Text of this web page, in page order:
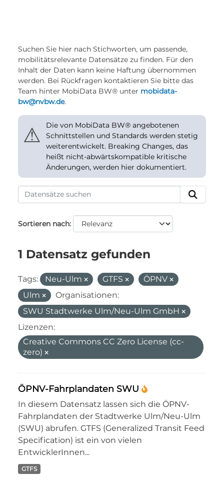
Suchen Sie hier nach Stichworten, um passende,
mobilitätsrelevante Datensätze zu finden. Für den
Inhalt der Daten kann keine Haftung übernommen
werden. Bei Rückfragen kontaktieren Sie bitte das
Team hinter MobiData BW® unter mobidata-
bw@nvbw.de.
⚠
Die von MobiData BW® angebotenen
Schnittstellen und Standards werden stetig
weiterentwickelt. Breaking Changes, das
heißt nicht-abwärtskompatible kritische
Änderungen, werden hier dokumentiert.
Sortieren nach
1 Datensatz gefunden
Tags: Neu-Ulm GTFS
ÖPNV
Ulm
Organisationen:
SWU Stadtwerke Ulm/Neu-Ulm GmbH
Lizenzen:
Creative Commons CC Zero License (cc-
zero)
ÖPNV-Fahrplandaten SWU
In diesem Datensatz lassen sich die ÖPNV-
Fahrplandaten der Stadtwerke Ulm/Neu-Ulm
(SWU) abrufen. GTFS (Generalized Transit Feed
Specification) ist ein von vielen
EntwicklerInnen...
GTFS